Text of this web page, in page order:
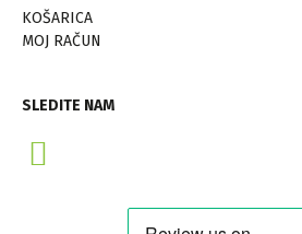
KOŠARICA
MOJ RAČUN
SLEDITE NAM